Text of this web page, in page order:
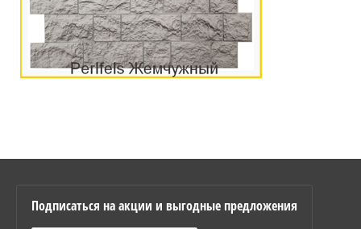
Подписаться на акции и выгодные предложения